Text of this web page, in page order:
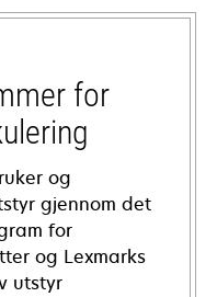
for
og
gjennom det
for
og Lexmarks
utstyr